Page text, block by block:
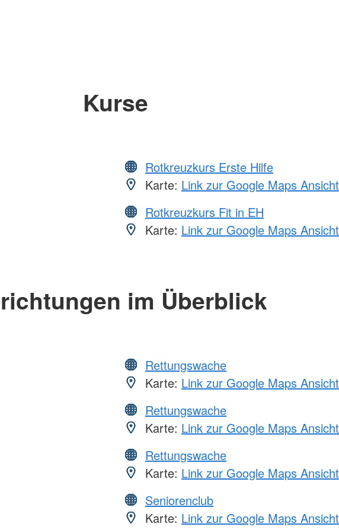
Kurse
Rotkreuzkurs Erste Hilfe
Karte: Link zur Google Maps Ansicht
Rotkreuzkurs Fit in EH
Karte: Link zur Google Maps Ansicht
im Überblick
Rettungswache
Karte: Link zur Google Maps Ansicht
Rettungswache
Karte: Link zur Google Maps Ansicht
Rettungswache
Karte: Link zur Google Maps Ansicht
Seniorenclub
Karte: Link zur Google Maps Ansicht